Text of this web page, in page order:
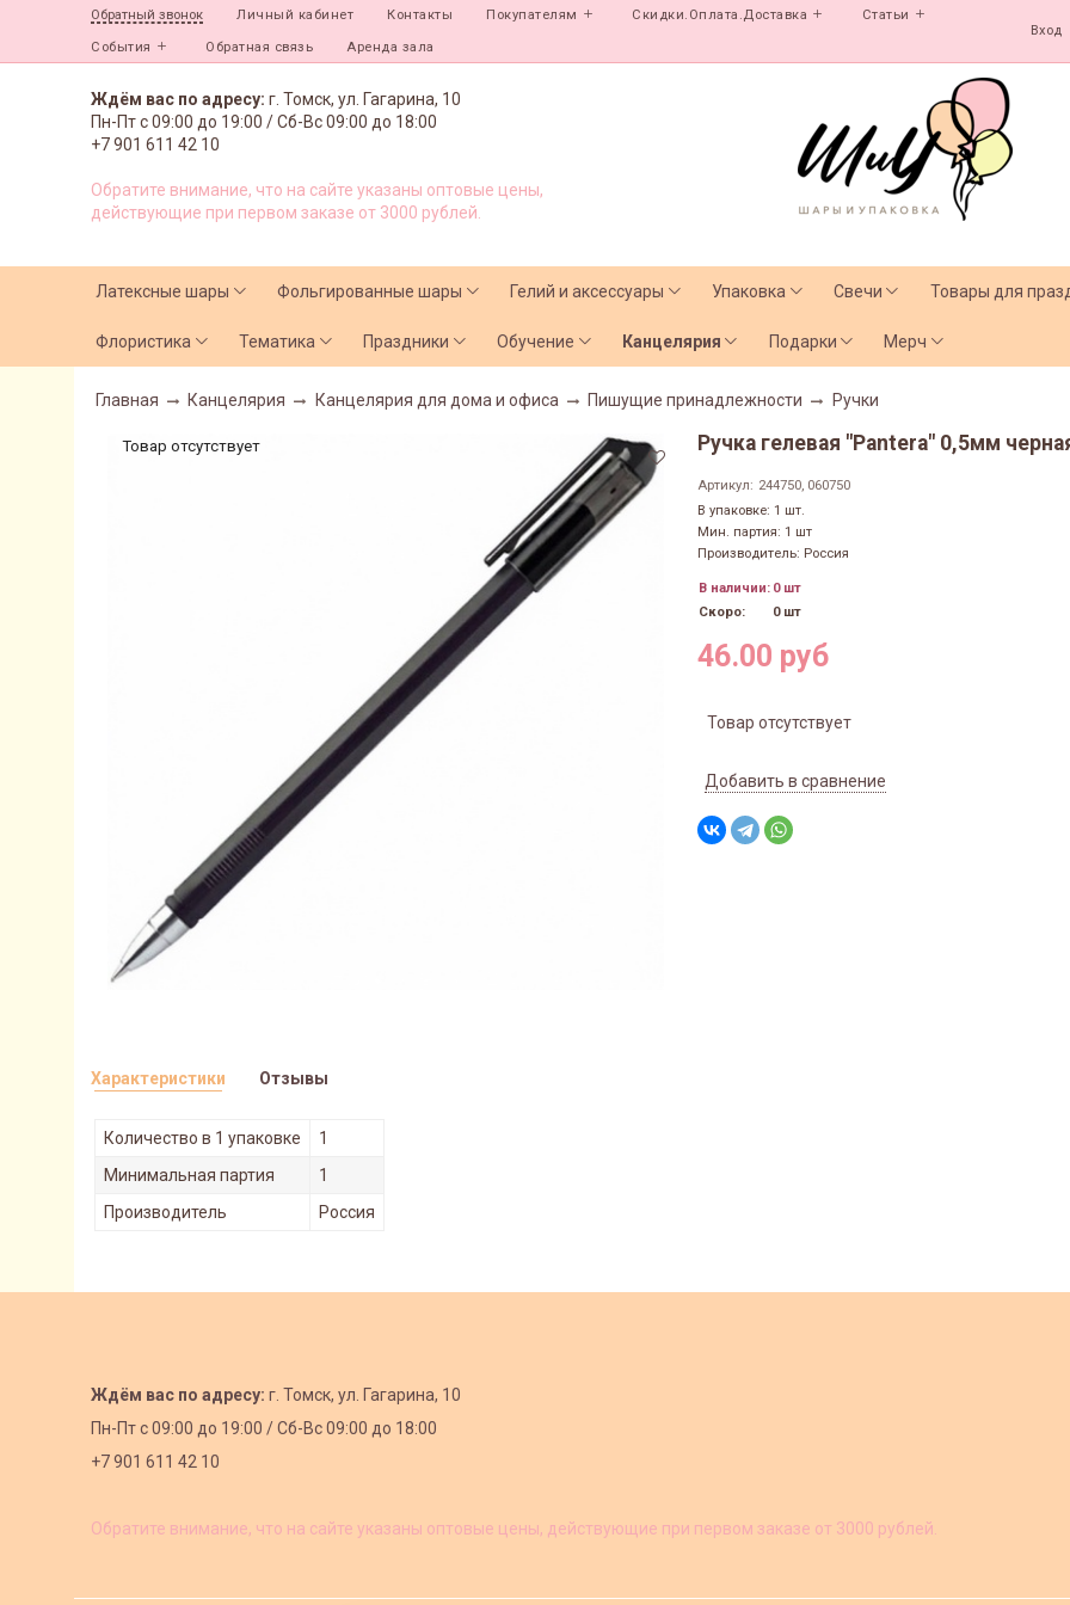
Обратный звонок Личный кабинет Контакты Покупателям Скидки.Оплата.Доставка Статьи
События Обратная связь Аренда зала
Вход
Ждём вас по адресу: г. Томск, ул. Гагарина, 10
Пн-Пт с09:00 до 19:00 /Сб-Вс 09:00 до 18:00
+7 901 611 42 10
Обратите внимание, что на сайте указаны оптовые цены,
действующие при первом заказе от 3000 рублей.
Латексные шары Фольгированные шары Гелий и аксессуары Упаковка Свечи Товары для
Флористика Тематика Праздники Обучение Канцелярия Подарки Мерч
Главная Канцелярия Канцелярия для дома и офиса Пишущие принадлежности Ручки
Товар отсутствует Ручка гелевая "Pantera" 0,5мм
Артикул: 244750, 060750
В упаковке: 1 шт.
Мин. партия: 1 шт
Производитель: Россия
В наличии: 0 шт
Скоро:
0 шт
46.00 руб
Товар отсутствует
Добавить в сравнение
Характеристики
Количество в 1 упаковке
1
Минимальная партия
1
Производитель
Россия
Отзывы
Ждём вас по адресу: г. Томск, ул. Гагарина, 10
Пн-Пт с09:00 до 19:00 /Сб-Вс 09:00 до 18:00
+7 901 611 42 10
Обратите внимание, что на сайте указаны оптовые цены, действующие при первом заказе от 3000 рублей.